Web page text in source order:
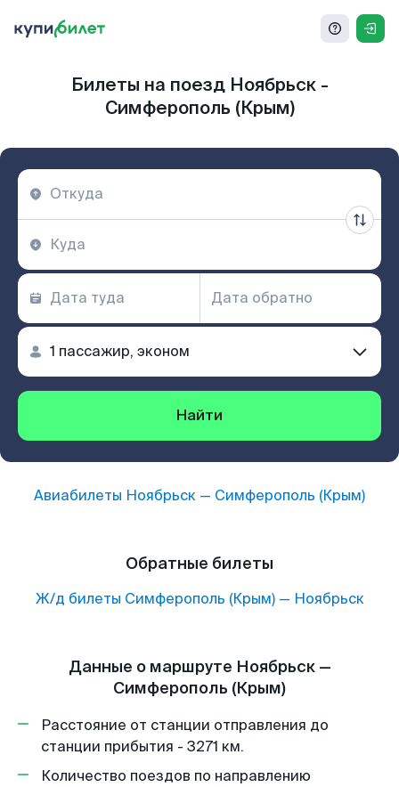
Билеты на поезд Ноябрьск -
Симферополь (Крым)
Найти
Авиабилеты Ноябрьск — Симферополь (Крым)
Обратные билеты
Ж/д билеты Симферополь (Крым)— Ноябрьск
Данные о маршруте Ноябрьск —
Симферополь (Крым)
Расстояние от станции отправления до
станции прибытия - 3271 км.
Количество поездов по направлению